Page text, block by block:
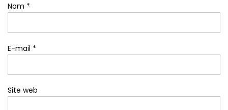
Nom *
E-mail *
Site web